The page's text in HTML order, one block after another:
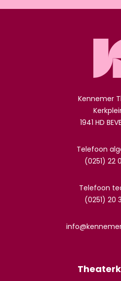
Kennemer
1941 HD
Telefoon
(0251) 22
Telefoon
(0251) 20